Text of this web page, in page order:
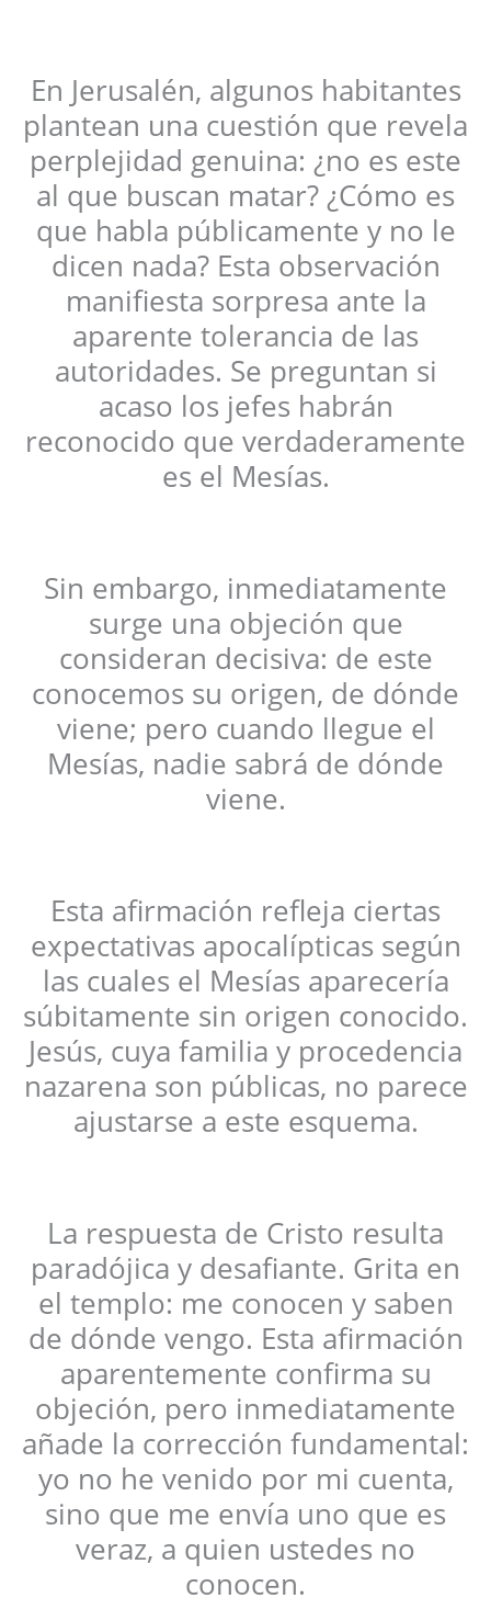
En Jerusalén, algunos habitantes
plantean una cuestión que revela
perplejidad genuina: ¿no es este
al que buscan matar? ¿Cómo es
que habla públicamente y no le
dicen nada? Esta observación
manifiesta sorpresa ante la
aparente tolerancia de las
autoridades. Se preguntan si
acaso los jefes habrán
reconocido que verdaderamente
es el Mesías.
Sin embargo, inmediatamente
surge una objeción que
consideran decisiva: de este
conocemos su origen, de dónde
viene; pero cuando llegue el
Mesías, nadie sabrá de dónde
viene.
Esta afirmación refleja ciertas
expectativas apocalípticas según
las cuales el Mesías aparecería
súbitamente sin origen conocido.
Jesús, cuya familia y procedencia
nazarena son públicas, no parece
ajustarse a este esquema.
La respuesta de Cristo resulta
paradójica y desafiante. Grita en
el templo: me conocen y saben
de dónde vengo. Esta afirmación
aparentemente confirma su
objeción, pero inmediatamente
añade la corrección fundamental:
yo no he venido por mi cuenta,
sino que me envía uno que es
veraz, a quien ustedes no
conocen.